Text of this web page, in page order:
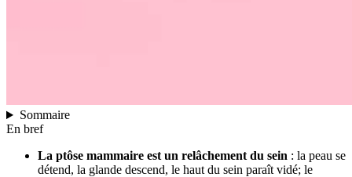
Sommaire
En bref
La ptôse mammaire est un relâchement du sein : la peau se
détend, la glande descend, le haut du sein paraît vidé; le